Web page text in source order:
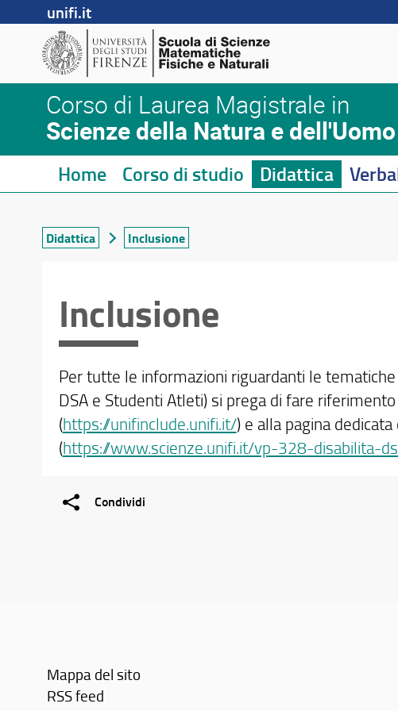
unifi.it
Corso di Laurea Magistrale in
Scienze della Natura e dell'Uomo
Home Corso di studio Didattica
Didattica Inclusione
Inclusione
Per tutte le informazioni riguardanti le
DSA e Studenti Atleti) si prega di fare
(https://unifinclude.unifi.it/) e alla pagina
(https://www.scienze.unifi.it/vp-328-disabilita-
Condividi
Mappa del sito
RSS feed